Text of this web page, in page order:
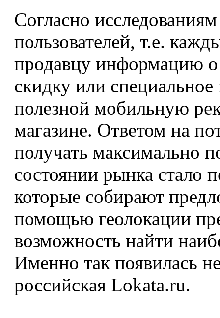
Согласно
пользователей, т.е.
продавцу информацию
скидку или
полезной мобильную
магазине. Ответом на
получать максимально
состоянии рынка стало
которые собирают
помощью геолокации
возможность найти
Именно так появилась
российская Lokata.ru.